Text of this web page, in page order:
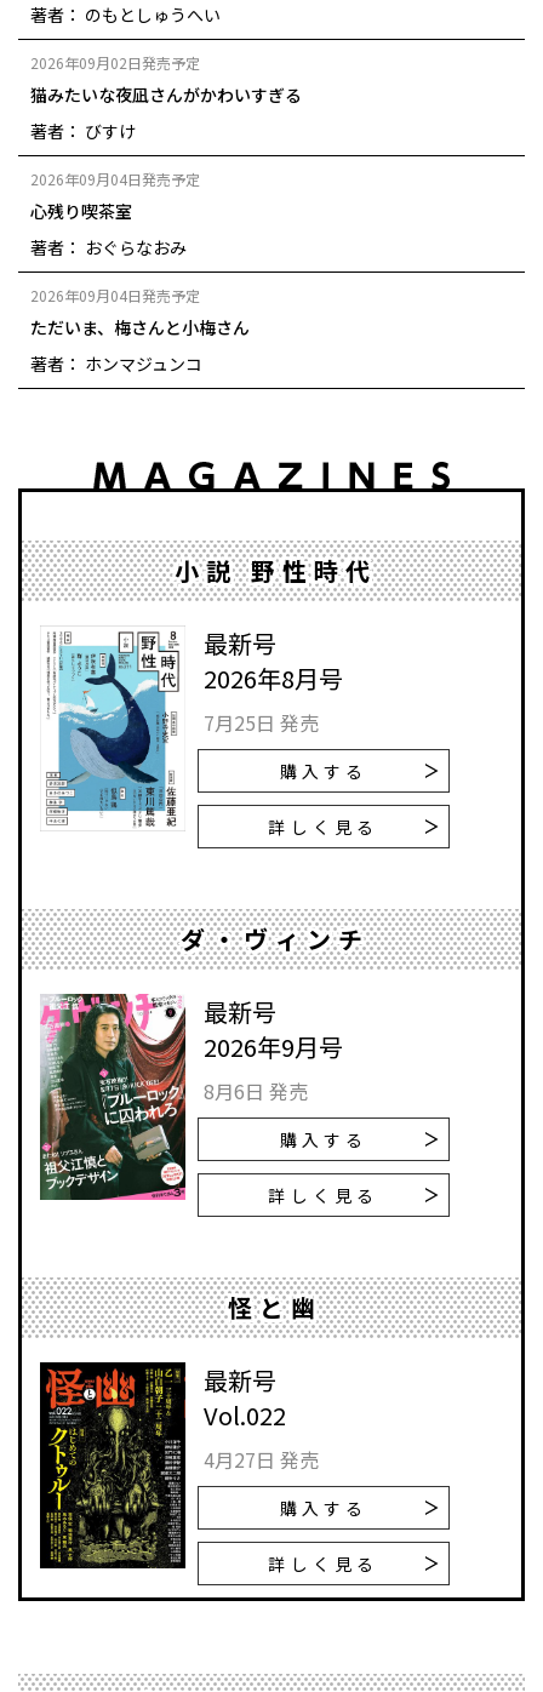
著者： のもとしゅうへい
2026年09月02日発売予定
猫みたいな夜凪さんがかわいすぎる
著者： びすけ
2026年09月04日発売予定
心残り喫茶室
著者： おぐらなおみ
2026年09月04日発売予定
ただいま、梅さんと小梅さん
著者： ホンマジュンコ
小説 野性時代
最新号
2026年8月号
7月25日 発売
購入する
詳しく見る
ダ・ヴィンチ
最新号
2026年9月号
8月6日 発売
購入する
詳しく見る
怪と幽
最新号
Vol.022
4月27日 発売
購入する
詳しく見る